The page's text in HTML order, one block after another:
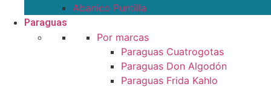
Abanico Puntilla
Paraguas
Por marcas
Paraguas Cuatrogotas
Paraguas Don Algodón
Paraguas Frida Kahlo